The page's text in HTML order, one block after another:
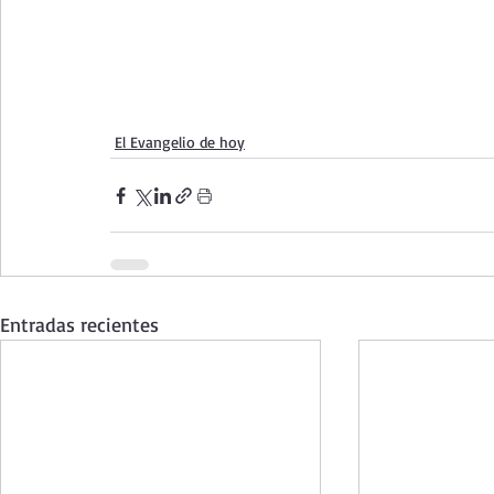
El Evangelio de hoy
Entradas recientes